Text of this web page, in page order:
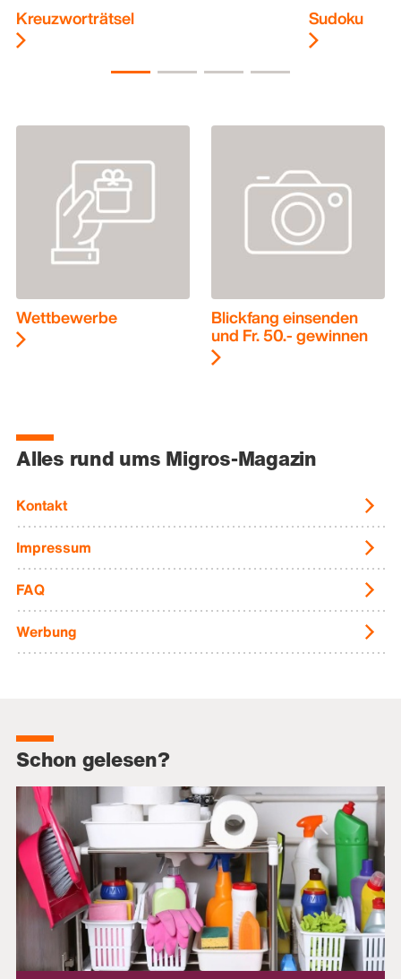
Kreuzworträtsel Sudoku
Wettbewerbe Blickfang einsenden
und Fr. 50.- gewinnen
Alles rund ums Migros-Magazin
Kontakt
Impressum
FAQ
Werbung
Schon gelesen?